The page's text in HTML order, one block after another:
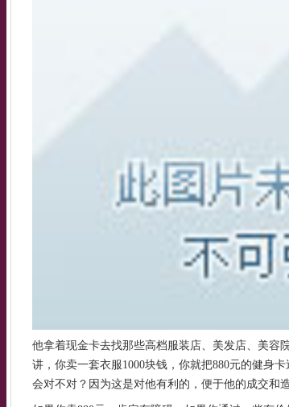
他拿着现金卡去找那些高档服装店、美发店、美容
讲，你卖一套衣服1000块钱，你就把880元的健身
会对不对？因为这是对他有利的，便于他的成交和